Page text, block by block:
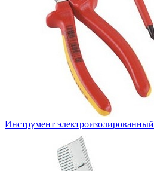
Инструмент электроизолированный